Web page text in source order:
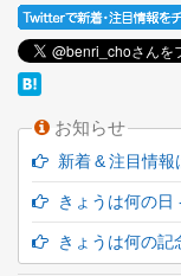
お知らせ
新着 & 注目情報
きょうは何の日
きょうは何の記